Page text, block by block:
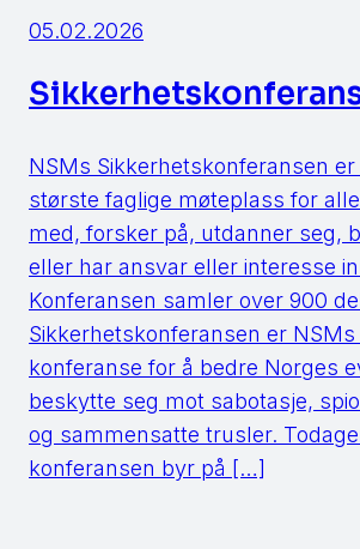
05.02.2026
NSMs Sikkerhetskonferansen
største faglige møteplass for
med, forsker på, utdanner seg,
eller har ansvar eller interesse
Konferansen samler over 900
Sikkerhetskonferansen er NSMs
konferanse for å bedre Norges
beskytte seg mot sabotasje,
og sammensatte trusler.
konferansen byr på […]